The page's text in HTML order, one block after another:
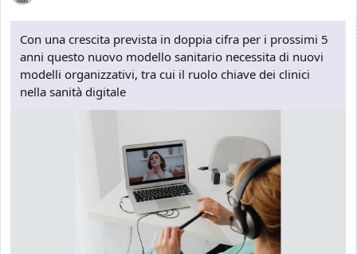
Con una crescita prevista in doppia cifra per i prossimi 5
anni questo nuovo modello sanitario necessita di nuovi
modelli organizzativi, tra cui il ruolo chiave dei clinici
nella sanità digitale